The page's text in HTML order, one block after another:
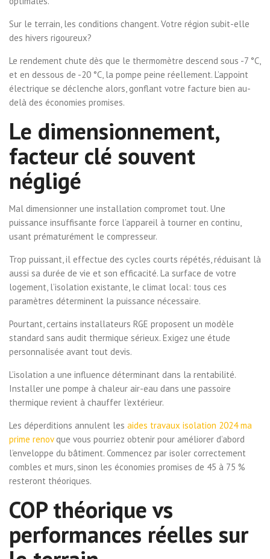
Sur le terrain, les conditions changent. Votre région subit-elle
des hivers rigoureux?
Le rendement chute dès que le thermomètre descend sous -7 °C,
et en dessous de -20 °C, la pompe peine réellement. L’appoint
électrique se déclenche alors, gonflant votre facture bien au-
delà des économies promises.
Le dimensionnement,
facteur clé souvent
négligé
Mal dimensionner une installation compromet tout. Une
puissance insuffisante force l’appareil à tourner en continu,
usant prématurément le compresseur.
Trop puissant, il effectue des cycles courts répétés, réduisant là
aussi sa durée de vie et son efficacité. La surface de votre
logement, l’isolation existante, le climat local: tous ces
paramètres déterminent la puissance nécessaire.
Pourtant, certains installateurs RGE proposent un modèle
standard sans audit thermique sérieux. Exigez une étude
personnalisée avant tout devis.
L’isolation a une influence déterminant dans la rentabilité.
Installer une pompe à chaleur air-eau dans une passoire
thermique revient à chauffer l’extérieur.
Les déperditions annulent les aides travaux isolation 2024 ma
prime renovque vous pourriez obtenir pour améliorer d’abord
l’enveloppe du bâtiment. Commencez par isoler correctement
combles et murs, sinon les économies promises de 45 à 75 %
resteront théoriques.
COP théorique vs
performances réelles sur